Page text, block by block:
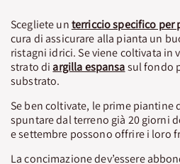
Scegliete unterriccio specifico per
cura di assicurare alla pianta un
ristagni idrici. Se viene coltivata in
strato diargilla espansasul fondo
substrato.
Se ben coltivate, le prime piantine
spuntare dal terreno già 20 giorni
e settembre possono offrire i loro
La concimazione dev’essere